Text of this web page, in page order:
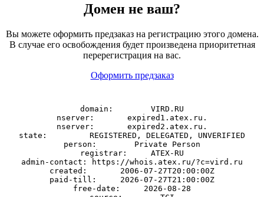
Домен не ваш?
Вы можете оформить предзаказ на регистрацию этого домена.
В случае его освобождения будет произведена приоритетная
перерегистрация на вас.
Оформить предзаказ
domain:        VIRD.RU
nserver:       expired1.atex.ru.
nserver:       expired2.atex.ru.
state:         REGISTERED, DELEGATED, UNVERIFIED
person:        Private Person
registrar:     ATEX-RU
admin-contact: https://whois.atex.ru/?c=vird.ru
created:       2006-07-27T20:00:00Z
paid-till:     2026-07-27T21:00:00Z
free-date:     2026-08-28